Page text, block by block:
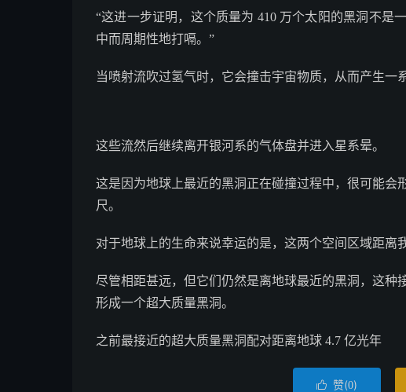
“这进一步证明，这个质量为 410 万个太阳的黑洞不是
中而周期性地打嗝。”
当喷射流吹过氢气时，它会撞击宇宙物质，从而产生一
这些流然后继续离开银河系的气体盘并进入星系晕。
这是因为地球上最近的黑洞正在碰撞过程中，很可能会
尺。
对于地球上的生命来说幸运的是，这两个空间区域距离
尽管相距甚远，但它们仍然是离地球最近的黑洞，这
形成一个超大质量黑洞。
之前最接近的超大质量黑洞配对距离地球 4.7 亿光年
 赞(0)